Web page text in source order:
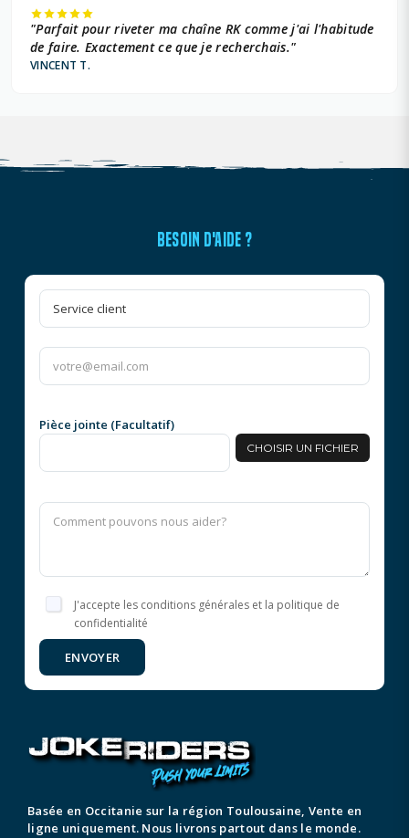
"Parfait pour riveter ma chaîne RK comme j'ai l'habitude
de faire. Exactement ce que je recherchais."
VINCENT T.
BESOIN D'AIDE ?
Pièce jointe (Facultatif)
CHOISIR UN FICHIER
J'accepte les conditions générales et la politique de
confidentialité
ENVOYER
Basée en Occitanie sur la région Toulousaine, Vente en
ligne uniquement. Nous livrons partout dans le monde.